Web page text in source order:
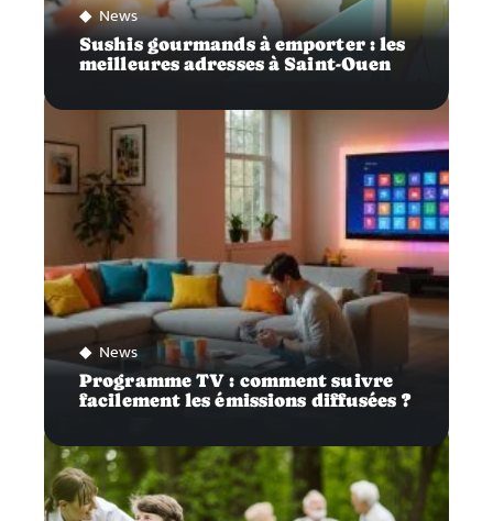
News
Sushis gourmands à emporter : les
meilleures adresses à Saint-Ouen
News
Programme TV : comment suivre
facilement les émissions diffusées ?